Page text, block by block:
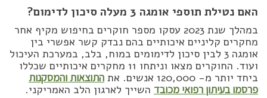
האם נטילת תוספי אומגה 3 מעלה סיכון לדימום?
במהלך שנת 2023 עסקו מספר חוקרים בחיפוש מקיף אחר
מחקרים קליניים איכותיים בהם נבדק קשר אפשרי בין
אומגה 3 לבין סיכון לדימומים במוח, בלב, במערכת העיכול
ועוד. החוקרים מצאו וניתחו 11 מחקרים איכותיים שכללו
ביחד יותר מ- 120,000 אנשים. את
התוצאות והמסקנות
פרסמו בעיתון רפואי מכובד השייך לארגון הלב האמריקני.